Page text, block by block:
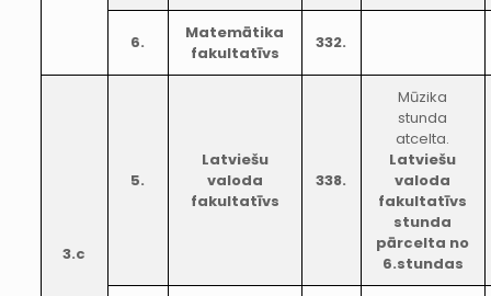
6.
Matemātika
fakultatīvs
332.
3.c
5.
Latviešu
valoda
fakultatīvs
338.
Mūzika
stunda
atcelta.
Latviešu
valoda
fakultatīvs
stunda
pārcelta no
6.stundas